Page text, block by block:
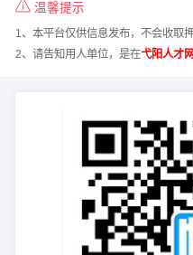
温馨提示
1、本平台仅供信息发布，不会收取
2、请告知用人单位，是在弋阳人才网